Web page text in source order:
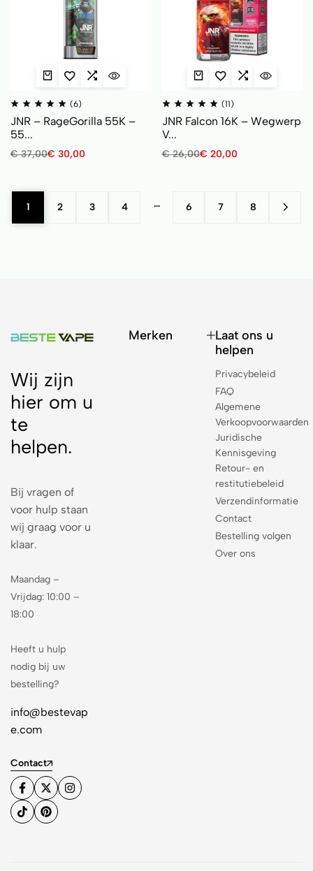
(6)
JNR – RageGorilla 55K –
55...
€37,00€ 30,00
(11)
JNR Falcon 16K – Wegwerp
V...
€26,00€ 20,00
1 2 3 4 … 6 7 8
Wij zijn
hier om u
te
helpen.
Bij vragen of
voor hulp staan
wij graag voor u
klaar.
Maandag –
Vrijdag: 10:00 –
18:00
Heeft u hulp
nodig bij uw
bestelling?
info@bestevap
e.com
Contact
Merken
Laat ons u
helpen
Privacybeleid
FAQ
Algemene
Verkoopvoorwaarden
Juridische
Kennisgeving
Retour- en
restitutiebeleid
Verzendinformatie
Contact
Bestelling volgen
Over ons